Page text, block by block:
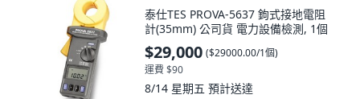
泰仕TES PROVA-5637 鉤式接地電阻
計(35mm) 公司貨 電力設備檢測, 1個
$29,000 ($29000.00/1個)
運費 $90
8/14 星期五 預計送達